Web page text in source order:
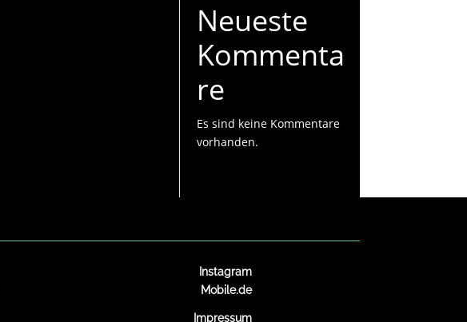
Neueste
Kommenta
re
Es sind keine Kommentare
vorhanden.
Instagram
Mobile.de
Impressum